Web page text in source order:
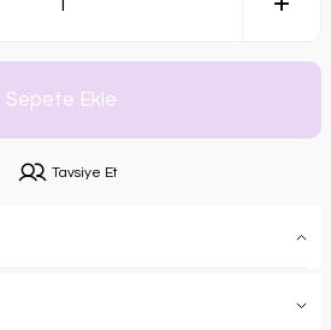
Sepete Ekle
Tavsiye Et